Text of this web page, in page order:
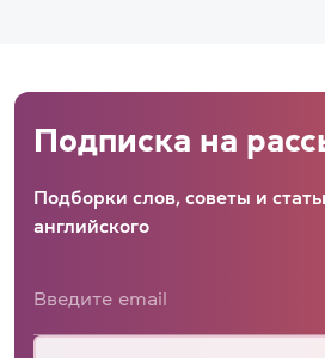
Подписка на
Подборки слов, советы и
английского